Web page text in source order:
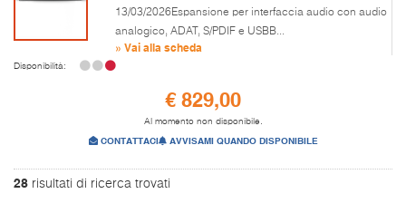
13/03/2026Espansione per interfaccia audio con audio
analogico, ADAT, S/PDIF e USBB...
» Vai alla scheda
Disponibilità:
€ 829,00
Al momento non disponibile.
CONTATTACI AVVISAMI QUANDO DISPONIBILE
28 risultati di ricerca trovati